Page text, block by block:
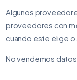
Algunos
proveedores con
cuando este elige o
No vendemos